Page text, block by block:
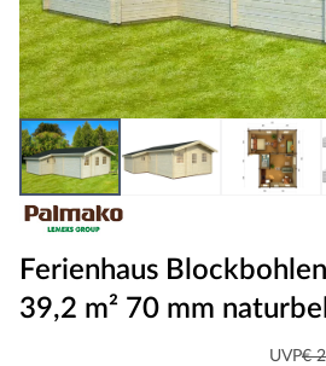
Ferienhaus
39,2 m² 70 mm
UVP€